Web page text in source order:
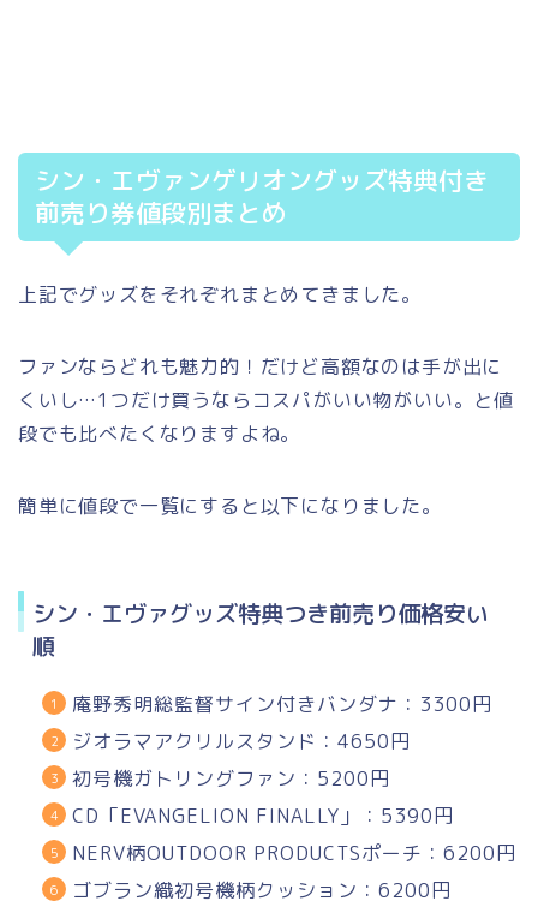
シン・エヴァンゲリオングッズ特典付き
前売り券値段別まとめ
上記でグッズをそれぞれまとめてきました。
ファンならどれも魅力的！だけど高額なのは手が出に
くいし…1つだけ買うならコスパがいい物がいい。と値
段でも比べたくなりますよね。
簡単に値段で一覧にすると以下になりました。
シン・エヴァグッズ特典つき前売り価格安い
順
庵野秀明総監督サイン付きバンダナ：3300円
ジオラマアクリルスタンド：4650円
初号機ガトリングファン：5200円
CD「EVANGELION FINALLY」：5390円
NERV柄OUTDOOR PRODUCTSポーチ：6200円
ゴブラン織初号機柄クッション：6200円